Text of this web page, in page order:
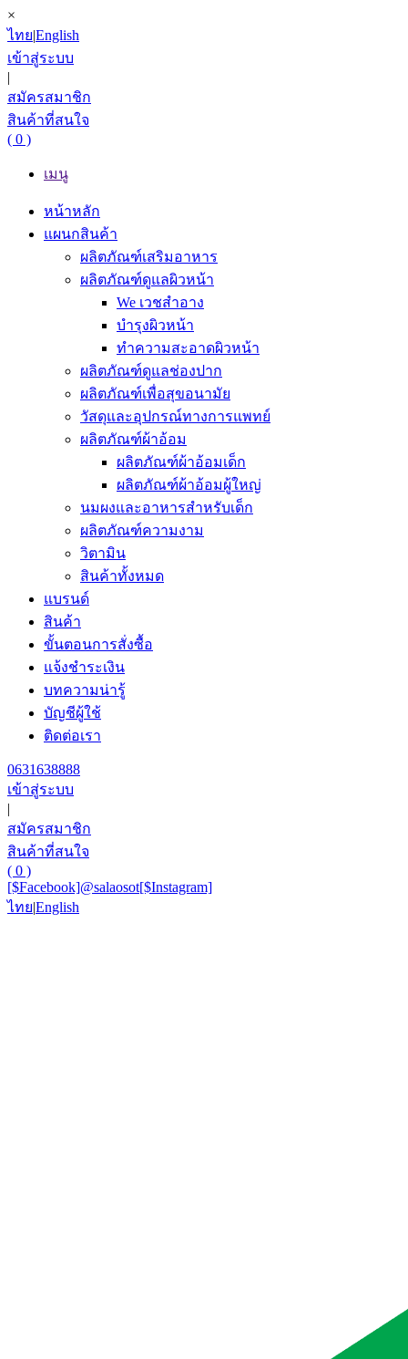
×
ไทย|English
เข้าสู่ระบบ
|
สมัครสมาชิก
สินค้าที่สนใจ
( 0 )
เมนู
หน้าหลัก
แผนกสินค้า
ผลิตภัณฑ์เสริมอาหาร
ผลิตภัณฑ์ดูแลผิวหน้า
We เวชสำอาง
บำรุงผิวหน้า
ทำความสะอาดผิวหน้า
ผลิตภัณฑ์ดูแลช่องปาก
ผลิตภัณฑ์เพื่อสุขอนามัย
วัสดุและอุปกรณ์ทางการแพทย์
ผลิตภัณฑ์ผ้าอ้อม
ผลิตภัณฑ์ผ้าอ้อมเด็ก
ผลิตภัณฑ์ผ้าอ้อมผู้ใหญ่
นมผงและอาหารสำหรับเด็ก
ผลิตภัณฑ์ความงาม
วิตามิน
สินค้าทั้งหมด
แบรนด์
สินค้า
ขั้นตอนการสั่งซื้อ
แจ้งชำระเงิน
บทความน่ารู้
บัญชีผู้ใช้
ติดต่อเรา
0631638888
เข้าสู่ระบบ
|
สมัครสมาชิก
สินค้าที่สนใจ
( 0 )
[$Facebook]@salaosot[$Instagram]
ไทย|English